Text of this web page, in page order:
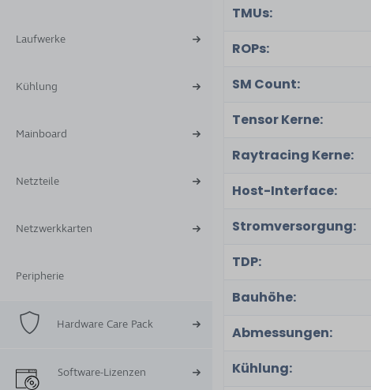
Laufwerke
Kühlung
Mainboard
Netzteile
Netzwerkkarten
Peripherie
Hardware Care Pack
Software-Lizenzen
TMUs:
ROPs:
SM Count:
Tensor Kerne:
Raytracing Kerne:
Host-Interface:
Stromversorgung:
TDP:
Bauhöhe:
Abmessungen:
Kühlung: